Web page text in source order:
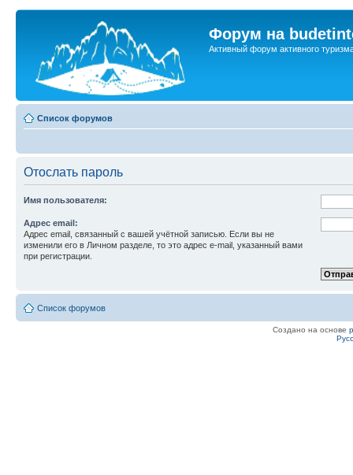
Форум на
Активный форум активного
Список форумов
Отослать пароль
Имя пользователя:
Адрес email:
Адрес email, связанный с вашей учётной записью. Если вы не
изменили его в Личном разделе, то это адрес e-mail, указанный вами
при регистрации.
Список форумов
Создано на основе